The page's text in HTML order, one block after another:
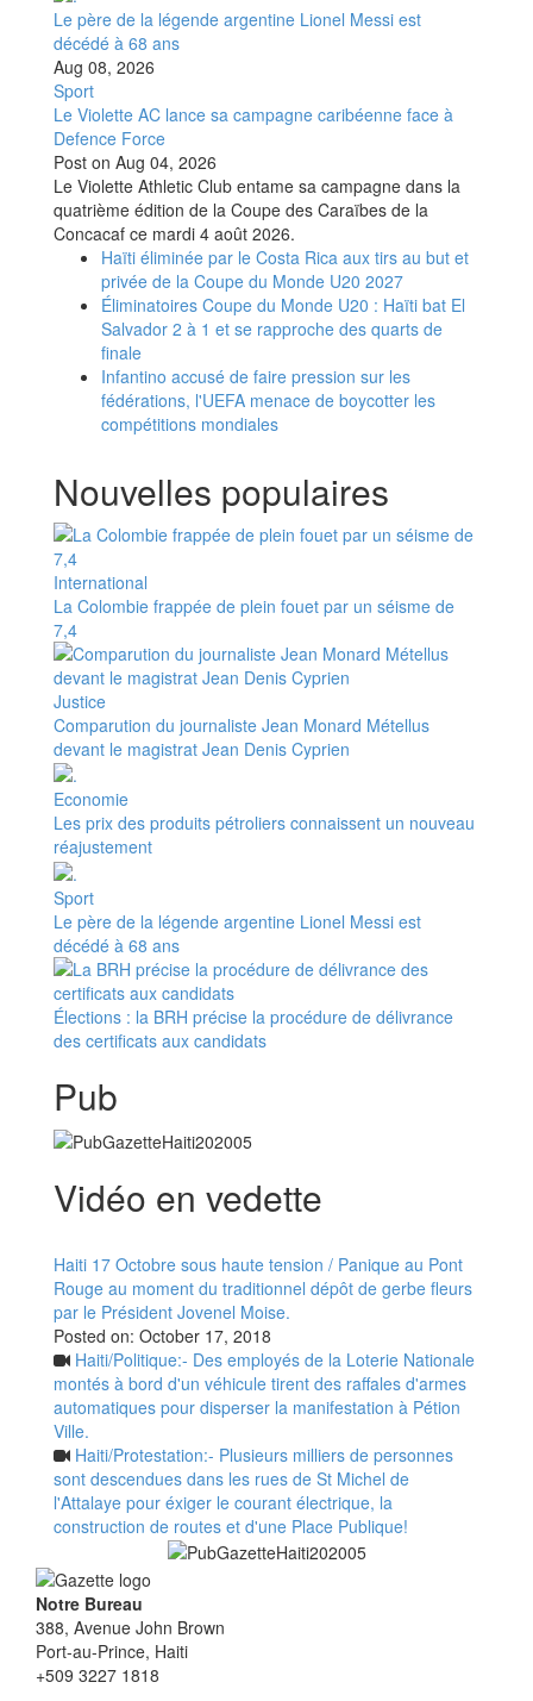
Le père de la légende argentine Lionel Messi est
décédé à 68 ans
Aug 08, 2026
Sport
Le Violette AC lance sa campagne caribéenne face à
Defence Force
Post on Aug 04, 2026
Le Violette Athletic Club entame sa campagne dans la
quatrième édition de la Coupe des Caraïbes de la
Concacaf ce mardi 4 août 2026.
Haïti éliminée par le Costa Rica aux tirs au but et
privée de la Coupe du Monde U20 2027
Éliminatoires Coupe du Monde U20 : Haïti bat El
Salvador 2 à 1 et se rapproche des quarts de
finale
Infantino accusé de faire pression sur les
fédérations, l'UEFA menace de boycotter les
compétitions mondiales
Nouvelles populaires
International
La Colombie frappée de plein fouet par un séisme de
7,4
Justice
Comparution du journaliste Jean Monard Métellus
devant le magistrat Jean Denis Cyprien
Economie
Les prix des produits pétroliers connaissent un nouveau
réajustement
Sport
Le père de la légende argentine Lionel Messi est
décédé à 68 ans
Élections : la BRH précise la procédure de délivrance
des certificats aux candidats
Pub
Vidéo en vedette
Haiti 17 Octobre sous haute tension / Panique au Pont
Rouge au moment du traditionnel dépôt de gerbe fleurs
par le Président Jovenel Moise.
Posted on: October 17, 2018
Haiti/Politique:- Des employés de la Loterie Nationale
montés à bord d'un véhicule tirent des raffales d'armes
automatiques pour disperser la manifestation à Pétion
Ville.
Haiti/Protestation:- Plusieurs milliers de personnes
sont descendues dans les rues de St Michel de
l'Attalaye pour éxiger le courant électrique, la
construction de routes et d'une Place Publique!
Notre Bureau
388, Avenue John Brown
Port-au-Prince, Haiti
+509 3227 1818